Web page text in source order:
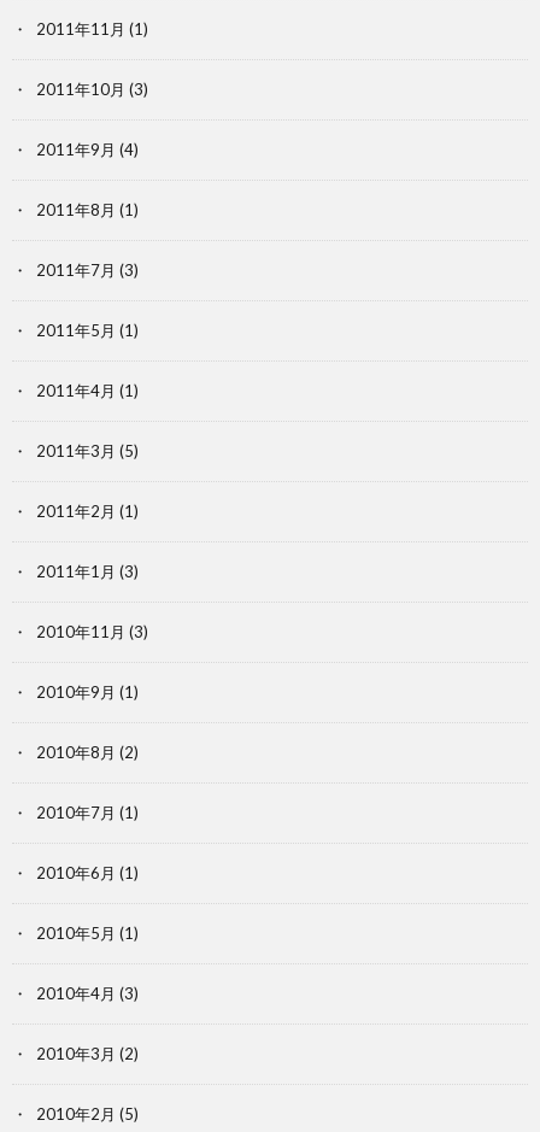
2011年11月 (1)
2011年10月 (3)
2011年9月 (4)
2011年8月 (1)
2011年7月 (3)
2011年5月 (1)
2011年4月 (1)
2011年3月 (5)
2011年2月 (1)
2011年1月 (3)
2010年11月 (3)
2010年9月 (1)
2010年8月 (2)
2010年7月 (1)
2010年6月 (1)
2010年5月 (1)
2010年4月 (3)
2010年3月 (2)
2010年2月 (5)